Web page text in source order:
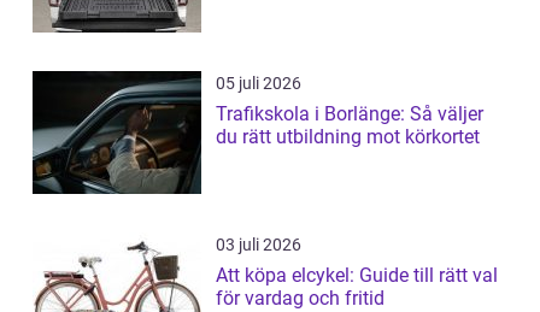
05 juli 2026
Trafikskola i Borlänge: Så väljer
du rätt utbildning mot körkortet
03 juli 2026
Att köpa elcykel: Guide till rätt val
för vardag och fritid